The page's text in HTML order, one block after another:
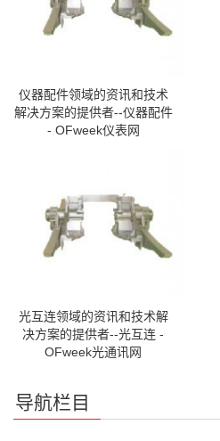
仪器配件领域的资讯和技术
解决方案的提供者--仪器配件
- OFweek仪表网
光互连领域的资讯和技术解
决方案的提供者--光互连 -
OFweek光通讯网
导航栏目